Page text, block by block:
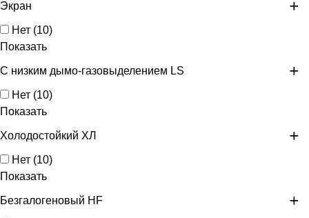
Экран
Нет (10)
Показать
С низким дымо-газовыделением LS
Нет (10)
Показать
Холодостойкий ХЛ
Нет (10)
Показать
Безгалогеновый HF